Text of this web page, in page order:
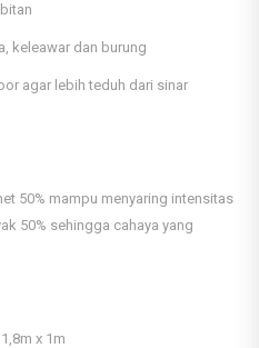
keleawar dan burung
agar lebih teduh dari sinar
50% mampu menyaring intensitas
50% sehingga cahaya yang
x 1m